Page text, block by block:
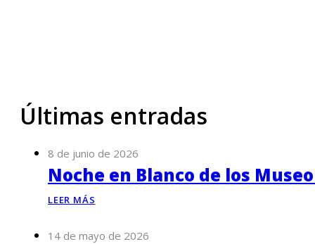
Últimas entradas
8 de junio de 2026
Noche en Blanco de los
LEER MÁS
14 de mayo de 2026